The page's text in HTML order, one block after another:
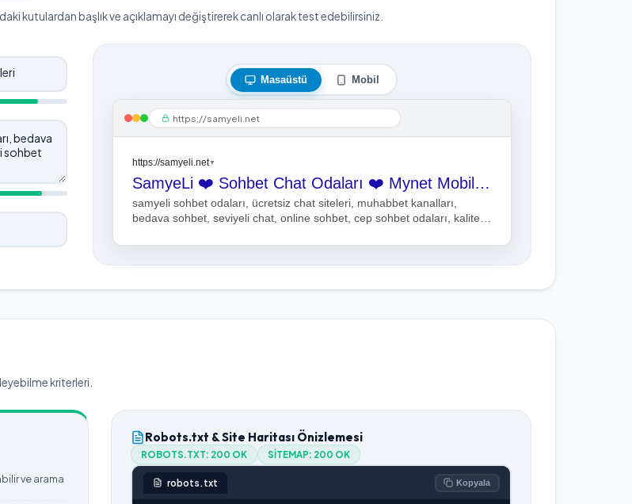
kutulardan başlık ve açıklamayı değiştirerek canlı olarak test edebilirsiniz.
Masaüstü Mobil
https://samyeli.net
https://samyeli.net▼
SamyeLi ❤️ Sohbet Chat Odaları ❤️ Mynet Mobil Muhabbet Siteleri
samyeli sohbet odaları, ücretsiz chat siteleri, muhabbet kanalları,
bedava sohbet, seviyeli chat, online sohbet, cep sohbet odaları, kaliteli
kriterleri.
ve arama
Robots.txt & Site Haritası Önizlemesi
ROBOTS.TXT: 200 OK SITEMAP: 200 OK
robots.txt Kopyala